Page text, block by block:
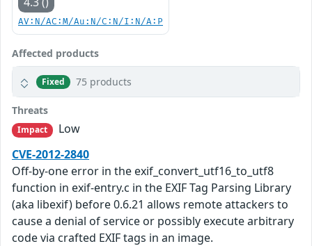
AV:N/AC:M/Au:N/C:N/I:N/A:P
Affected products
Fixed 75 products
Threats
Impact
Low
CVE-2012-2840
Off-by-one error in the exif_convert_utf16_to_utf8
function in exif-entry.c in the EXIF Tag Parsing Library
(aka libexif) before 0.6.21 allows remote attackers to
cause a denial of service or possibly execute arbitrary
code via crafted EXIF tags in an image.